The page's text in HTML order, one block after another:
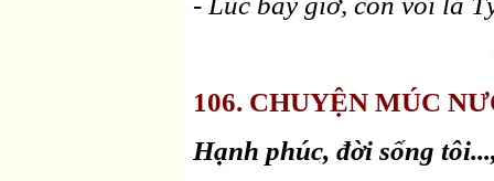
106. CHUYỆN MÚC
Hạnh phúc, đời sống